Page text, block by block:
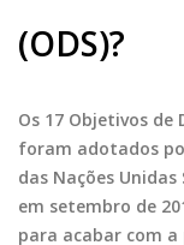
(ODS)?
Os 17 Objetivos de
foram adotados
das Nações
em setembro de
para acabar com